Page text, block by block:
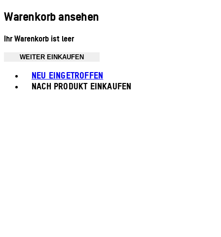
Warenkorb ansehen
Ihr Warenkorb ist leer
WEITER EINKAUFEN
NEU EINGETROFFEN
NACH PRODUKT EINKAUFEN